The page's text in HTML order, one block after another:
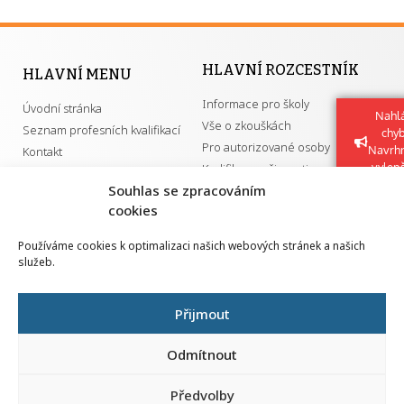
Souhlas se zpracováním
cookies
Používáme cookies k optimalizaci našich webových stránek a našich
služeb.
Přijmout
Odmítnout
Předvolby
HLAVNÍ MENU
Úvodní stránka
Seznam profesních kvalifikací
Kontakt
HLAVNÍ ROZCESTNÍK
Informace pro školy
Vše o zkouškách
Pro autorizované osoby
Kvalifikace a živnosti
GDPR
Národní pedagogický institut ČR
Senovážné náměstí 25
110 00 Praha 1